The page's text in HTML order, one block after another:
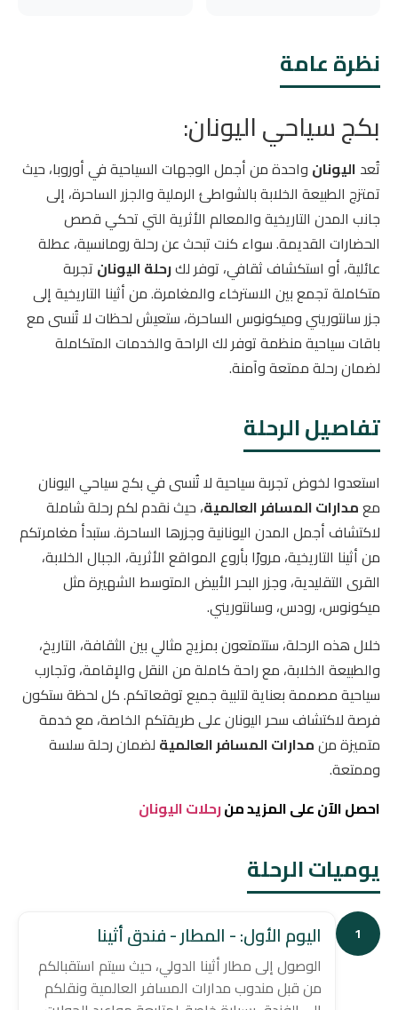
نظرة عامة
بكج سياحي اليونان:
تُعد اليونان واحدة من أجمل الوجهات السياحية في أوروبا، حيث
تمتزج الطبيعة الخلابة بالشواطئ الرملية والجزر الساحرة، إلى
جانب المدن التاريخية والمعالم الأثرية التي تحكي قصص
الحضارات القديمة. سواء كنت تبحث عن رحلة رومانسية، عطلة
عائلية، أو استكشاف ثقافي، توفر لكرحلة اليونان تجربة
متكاملة تجمع بين الاسترخاء والمغامرة. من أثينا التاريخية إلى
جزر سانتوريني وميكونوس الساحرة، ستعيش لحظات لا تُنسى مع
باقات سياحية منظمة توفر لك الراحة والخدمات المتكاملة
لضمان رحلة ممتعة وآمنة.
تفاصيل الرحلة
استعدوا لخوض تجربة سياحية لا تُنسى في بكج سياحي اليونان
معمدارات المسافر العالمية، حيث نقدم لكم رحلة شاملة
لاكتشاف أجمل المدن اليونانية وجزرها الساحرة. ستبدأ مغامرتكم
من أثينا التاريخية، مرورًا بأروع المواقع الأثرية، الجبال الخلابة،
القرى التقليدية، وجزر البحر الأبيض المتوسط الشهيرة مثل
ميكونوس، رودس، وسانتوريني.
خلال هذه الرحلة، ستتمتعون بمزيج مثالي بين الثقافة، التاريخ،
والطبيعة الخلابة، مع راحة كاملة من النقل والإقامة، وتجارب
سياحية مصممة بعناية لتلبية جميع توقعاتكم. كل لحظة ستكون
فرصة لاكتشاف سحر اليونان على طريقتكم الخاصة، مع خدمة
متميزة منمدارات المسافر العالمية لضمان رحلة سلسة
وممتعة.
احصل الآن على المزيد منرحلات اليونان
يوميات الرحلة
1 اليوم الأول: - المطار - فندق أثينا
الوصول إلى مطار أثينا الدولي، حيث سيتم استقبالكم
من قبل مندوب مدارات المسافر العالمية ونقلكم